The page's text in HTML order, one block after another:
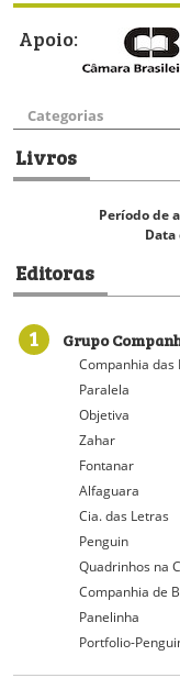
Apoio:
Categorias
Livros
Período de
Data
Editoras
1 Grupo
Companhia das
Paralela
Objetiva
Zahar
Fontanar
Alfaguara
Cia. das Letras
Penguin
Quadrinhos na
Companhia de
Panelinha
Portfolio-